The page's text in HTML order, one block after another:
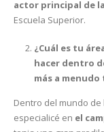
actor principal de
Escuela Superior.
¿Cuál es tu
hacer dentro
más a menudo
Dentro del mundo de
especialicé en el